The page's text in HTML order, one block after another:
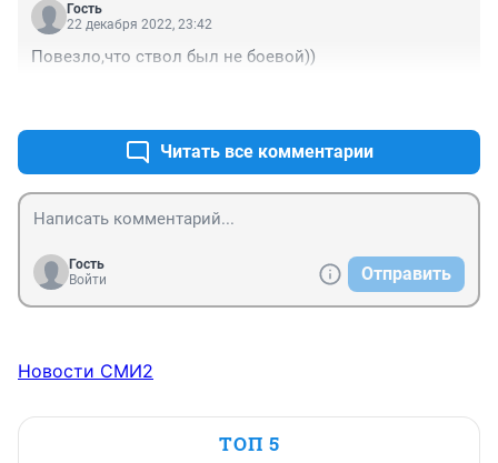
Гость
22 декабря 2022, 23:42
Повезло,что ствол был не боевой))
Читать все комментарии
Гость
Войти
Отправить
Новости СМИ2
ТОП 5